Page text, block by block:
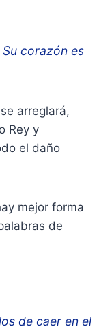
corazón es
arreglará,
Rey y
el daño
mejor forma
de
de caer en el